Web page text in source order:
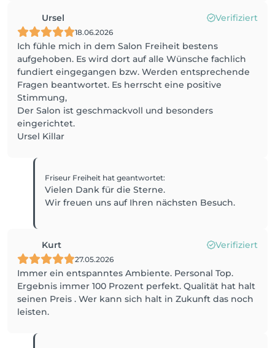
Ursel Verifiziert
18.06.2026
Ich fühle mich in dem Salon Freiheit bestens
aufgehoben. Es wird dort auf alle Wünsche fachlich
fundiert eingegangen bzw. Werden entsprechende
Fragen beantwortet. Es herrscht eine positive
Stimmung,
Der Salon ist geschmackvoll und besonders
eingerichtet.
Ursel Killar
Friseur Freiheit hat geantwortet:
Vielen Dank für die Sterne.
Wir freuen uns auf Ihren nächsten Besuch.
Kurt Verifiziert
27.05.2026
Immer ein entspanntes Ambiente. Personal Top.
Ergebnis immer 100 Prozent perfekt. Qualität hat halt
seinen Preis . Wer kann sich halt in Zukunft das noch
leisten.